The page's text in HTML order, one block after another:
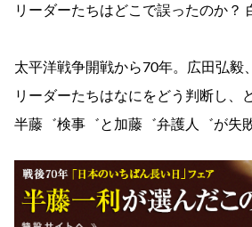
リーダーたちはどこで誤ったのか？
太平洋戦争開戦から70年。広田弘毅
リーダーたちはなにをどう判断し、
半藤゛検事゛と加藤゛弁護人゛が失